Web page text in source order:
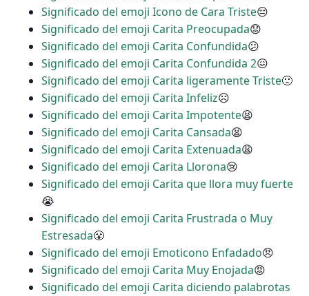
Significado del emoji Icono de Cara Triste😔
Significado del emoji Carita Preocupada😟
Significado del emoji Carita Confundida😕
Significado del emoji Carita Confundida 2😖
Significado del emoji Carita ligeramente Triste🙁
Significado del emoji Carita Infeliz☹
Significado del emoji Carita Impotente😫
Significado del emoji Carita Cansada😫
Significado del emoji Carita Extenuada😩
Significado del emoji Carita Llorona😢
Significado del emoji Carita que llora muy fuerte
😭
Significado del emoji Carita Frustrada o Muy
Estresada😤
Significado del emoji Emoticono Enfadado😠
Significado del emoji Carita Muy Enojada😡
Significado del emoji Carita diciendo palabrotas